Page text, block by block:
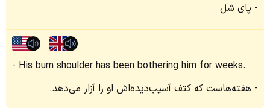
پای شل
His bum shoulder has been bothering him for weeks.
هفته‌هاست که کتف آسیب‌دیده‌اش او را آزار می‌دهد.